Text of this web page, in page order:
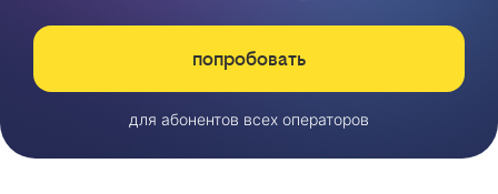
попробовать
для абонентов всех операторов